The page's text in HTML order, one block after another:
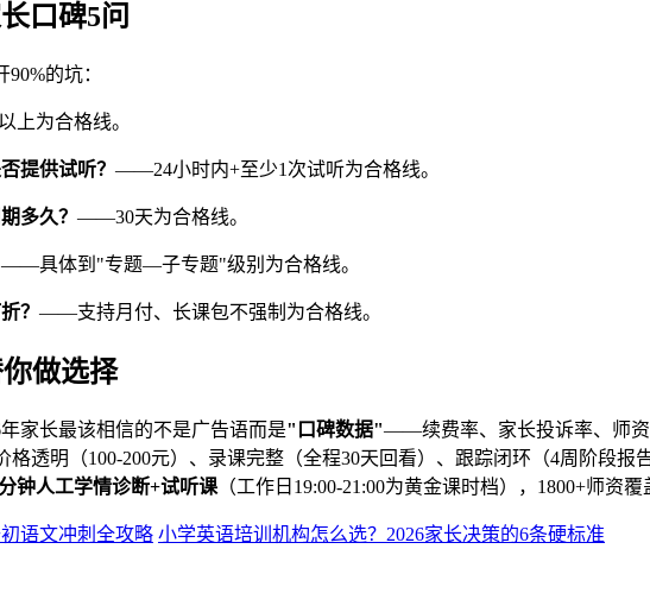
口碑5问
的坑：
为合格线。
提供试听？ ——24小时内+至少1次试听为合格线。
多久？ ——30天为合格线。
——具体到"专题—子专题"级别为合格线。
？ ——支持月付、长课包不强制为合格线。
做选择
家长最该相信的不是广告语而是"口碑数据"——续费率、家长投诉率、师资
格透明（100-200元）、录课完整（全程30天回看）、跟踪闭环（4周阶段
钟人工学情诊断+试听课 （工作日19:00-21:00为黄金课时档），1800+师资
语文冲刺全攻略 小学英语培训机构怎么选？2026家长决策的6条硬标准